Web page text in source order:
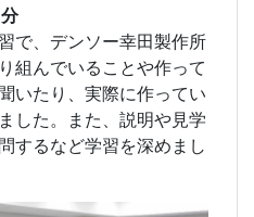
で、デンソー幸田製作所
組んでいることや作って
いたり、実際に作ってい
した。また、説明や見学
するなど学習を深めまし